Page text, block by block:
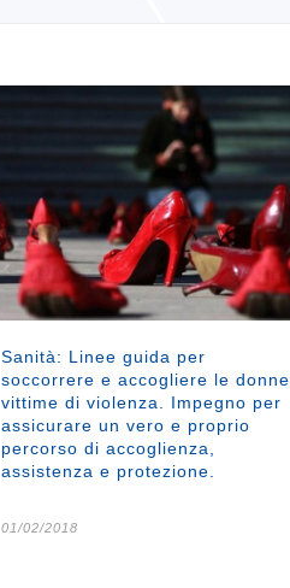
Sanità: Linee guida per
soccorrere e accogliere le donne
vittime di violenza. Impegno per
assicurare un vero e proprio
percorso di accoglienza,
assistenza e protezione.
01/02/2018